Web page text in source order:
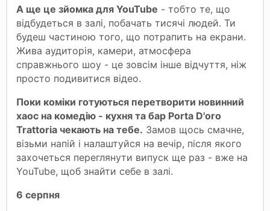
А ще це зйомка для YouTube - тобто те, що
відбудеться в залі, побачать тисячі людей. Ти
будеш частиною того, що потрапить на екрани.
Жива аудиторія, камери, атмосфера
справжнього шоу - це зовсім інше відчуття, ніж
просто подивитися відео.
Поки коміки готуються перетворити новинний
хаос на комедію - кухня та бар Porta D'oro
Trattoria чекають на тебе. Замов щось смачне,
візьми напій і налаштуйся на вечір, після якого
захочеться переглянути випуск ще раз - вже на
YouTube, щоб знайти себе в залі.
6 серпня